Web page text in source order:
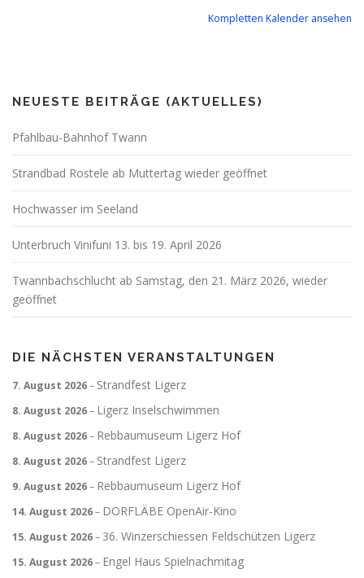
Kompletten Kalender ansehen
NEUESTE BEITRÄGE (AKTUELLES)
Pfahlbau-Bahnhof Twann
Strandbad Rostele ab Muttertag wieder geöffnet
Hochwasser im Seeland
Unterbruch Vinifuni 13. bis 19. April 2026
Twannbachschlucht ab Samstag, den 21. März 2026, wieder
geöffnet
DIE NÄCHSTEN VERANSTALTUNGEN
7. August 2026– Strandfest Ligerz
8. August 2026– Ligerz Inselschwimmen
8. August 2026– Rebbaumuseum Ligerz Hof
8. August 2026– Strandfest Ligerz
9. August 2026– Rebbaumuseum Ligerz Hof
14. August 2026– DORFLÄBE OpenAir-Kino
15. August 2026– 36. Winzerschiessen Feldschützen Ligerz
15. August 2026– Engel Haus Spielnachmitag